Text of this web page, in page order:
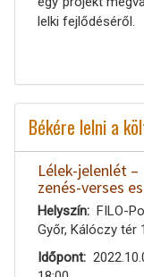
lelki fejlődéséről.
Békére lelni a
Lélek-jelenlét –
zenés-verses
Helyszín
FILO-
Győr, Kálóczy tér
Időpont